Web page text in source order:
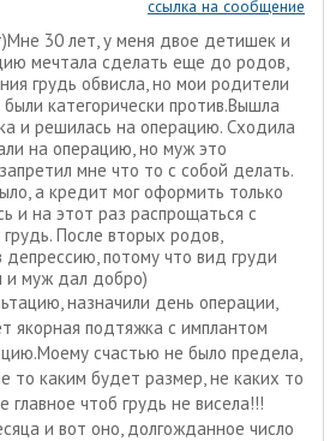
ссылка на сообщение
30 лет, у меня двое детишек и
мечтала сделать еще до родов,
грудь обвисла, но мои родители
категорически против.Вышла
и решилась на операцию. Сходила
на операцию, но муж это
мне что то с собой делать.
а кредит мог оформить только
и на этот раз распрощаться с
После вторых родов,
депрессию, потому что вид груди
и муж дал добро)
назначили день операции,
якорная подтяжка с имплантом
счастью не было предела,
то каким будет размер, не каких то
главное чтоб грудь не висела!!!
и вот оно, долгожданное число